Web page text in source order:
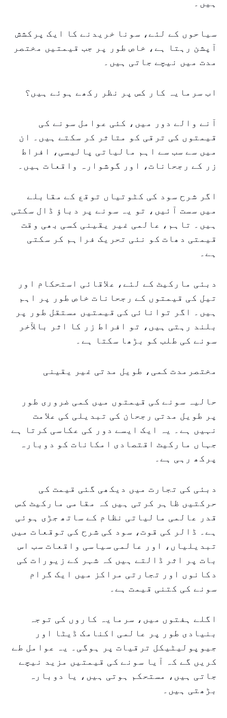
ہیں۔
سیاحوں کے لئے، سونا خریدنے کا ایک پرکشش
آپشن رہتا ہے، خاص طور پر جب قیمتیں مختصر
مدت میں نیچے جاتی ہیں۔
اب سرمایہ کار کس پر نظر رکھے ہوئے ہیں؟
آنے والے دور میں، کئی عوامل سونے کی
قیمتوں کی ترقی کو متاثر کر سکتے ہیں۔ ان
میں سے سب سے اہم مالیاتی پالیسی، افراط
زر کے رجحانات، اور گوشوارہ واقعات ہیں۔
اگر شرح سود کی کٹوتیاں توقع کے مقابلے
میں سست آئیں، تو یہ سونے پر دباؤ ڈال سکتی
ہیں۔ تاہم، عالمی غیر یقینی کسی بھی وقت
قیمتی دھات کو نئی تحریک فراہم کر سکتی
ہے۔
دبئی مارکیٹ کے لئے، علاقائی استحکام اور
تیل کی قیمتوں کے رجحانات خاص طور پر اہم
ہیں۔ اگر توانائی کی قیمتیں مستقل طور پر
بلند رہتی ہیں، تو افراط زر کا اثر بالآخر
سونے کی طلب کو بڑھا سکتا ہے۔
مختصرمدت کمی، طویل مدتی غیر یقینی
حالیہ سونے کی قیمتوں میں کمی ضروری طور
پر طویل مدتی رجحان کی تبدیلی کی علامت
نہیں ہے۔ یہ ایک ایسے دور کی عکاسی کرتا ہے
جہاں مارکیٹ اقتصادی امکانات کو دوبارہ
پرکھ رہی ہے۔
دبئی کی تجارت میں دیکھی گئی قیمت کی
حرکتیں ظاہر کرتی ہیں کہ مقامی مارکیٹ کس
قدر عالمی مالیاتی نظام کے ساتھ جڑی ہوئی
ہے۔ ڈالر کی قوت، سود کی شرح کی توقعات میں
تبدیلیاں، اور عالمی سیاسی واقعات سب اس
بات پر اثر ڈالتے ہیں کہ شہر کے زیورات کی
دکانوں اور تجارتی مراکز میں ایک گرام
سونے کی کتنی قیمت ہے۔
اگلے ہفتوں میں، سرمایہ کاروں کی توجہ
بنیادی طور پر عالمی اکنامک ڈیٹا اور
جیوپولیٹیکل ترقیات پر ہوگی۔ یہ عوامل طے
کریں گے کہ آیا سونے کی قیمتیں مزید نیچے
جاتی ہیں، مستحکم ہوتی ہیں، یا دوبارہ
بڑھتی ہیں۔